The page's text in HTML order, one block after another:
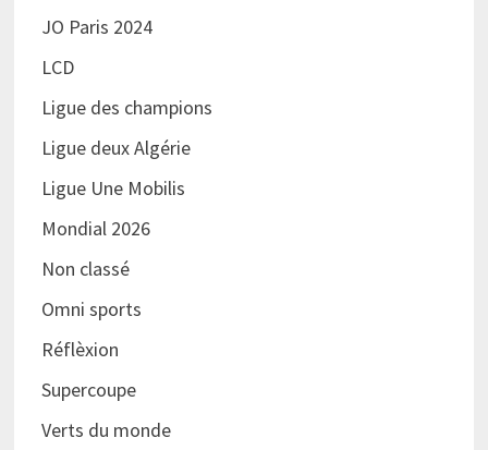
JO Paris 2024
LCD
Ligue des champions
Ligue deux Algérie
Ligue Une Mobilis
Mondial 2026
Non classé
Omni sports
Réflèxion
Supercoupe
Verts du monde